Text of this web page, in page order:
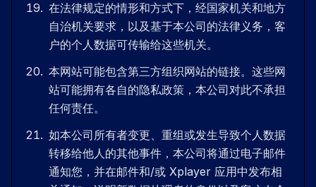
在法律规定的情形和方式下，经国家机关和地方
自治机关要求，以及基于本公司的法律义务，客
户的个人数据可传输给这些机关。
本网站可能包含第三方组织网站的链接。这些网
站可能拥有各自的隐私政策，本公司对此不承担
任何责任。
如本公司所有者变更、重组或发生导致个人数据
转移给他人的其他事件，本公司将通过电子邮件
通知您，并在邮件和/或 Xplayer 应用中发布相